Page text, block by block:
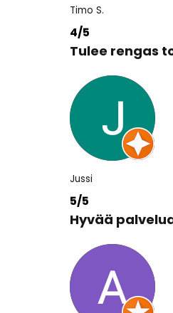
Timo S.
4/5
Tulee rengas
Jussi
5/5
Hyvää